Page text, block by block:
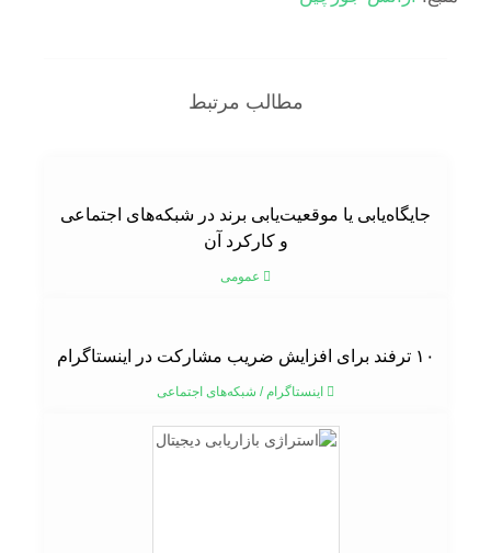
مطالب مرتبط
جایگاه‌یابی یا موقعیت‌یابی برند در شبکه‌های اجتماعی
و کارکرد آن
عمومی
۱۰ ترفند برای افزایش ضریب مشارکت در اینستاگرام
اینستاگرام/شبکه‌های اجتماعی